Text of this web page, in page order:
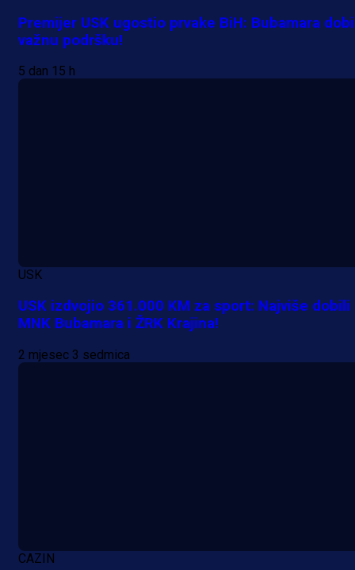
Premijer USK ugostio prvake BiH: Bubamara
važnu podršku!
5 dan 15 h
USK
USK izdvojio 361.000 KM za sport: Najviše dobili
MNK Bubamara i ŽRK Krajina!
2 mjesec 3 sedmica
CAZIN